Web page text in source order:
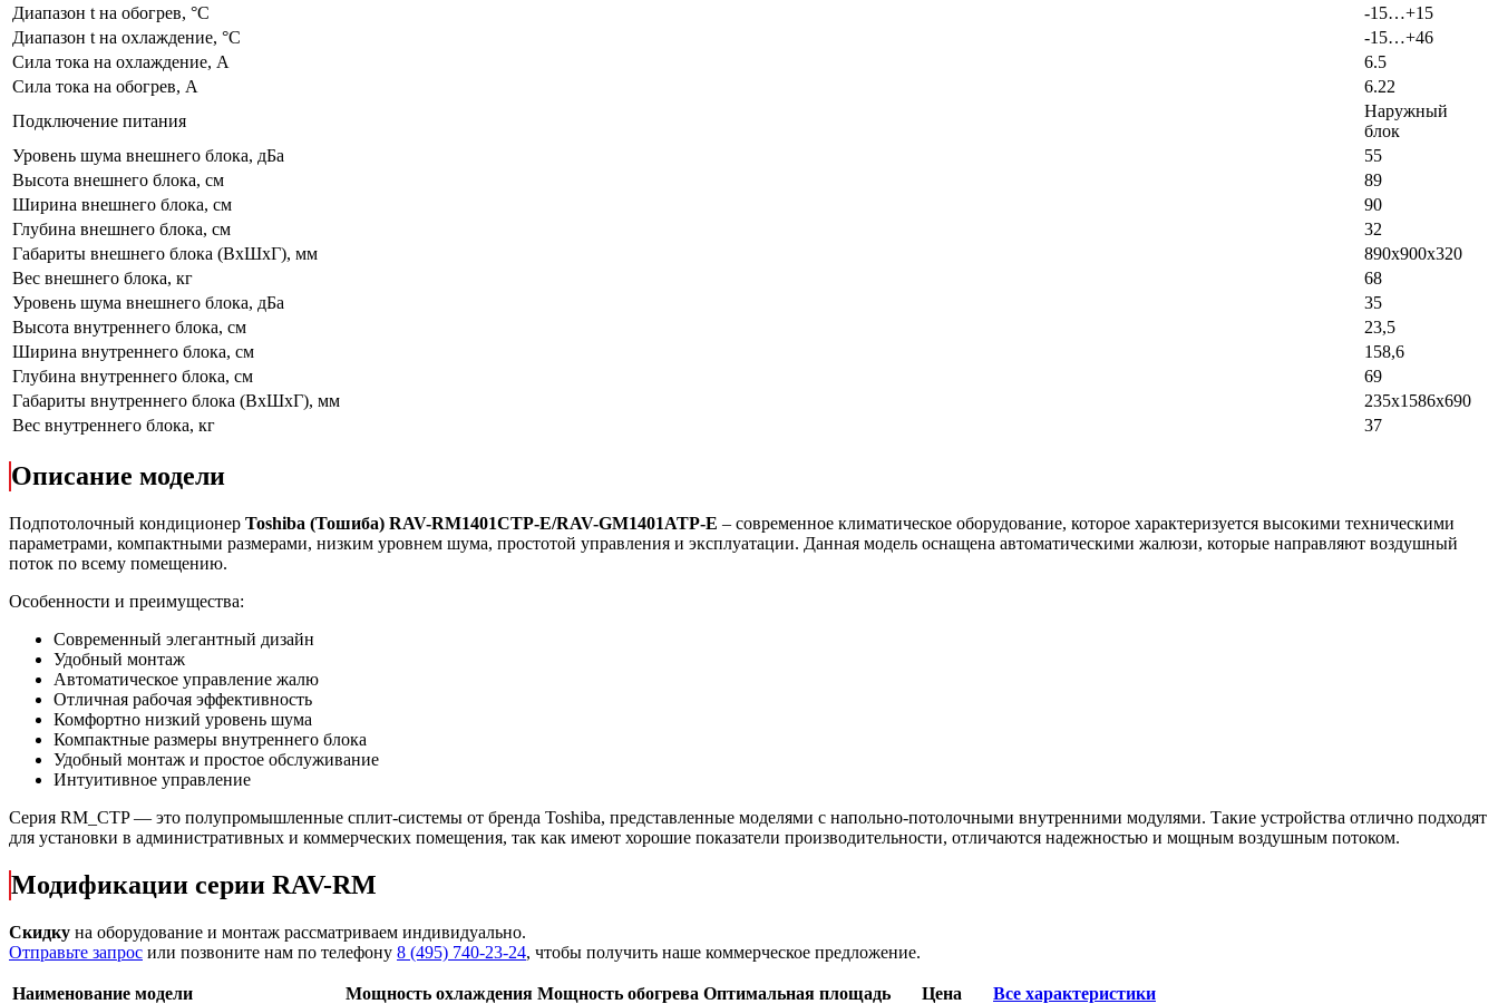
Диапазон t на обогрев, °С
-15…+15
Диапазон t на охлаждение, °С
-15…+46
Сила тока на охлаждение, А
6.5
Сила тока на обогрев, А
6.22
Подключение питания
Наружный
блок
Уровень шума внешнего блока, дБа
55
Высота внешнего блока, см
89
Ширина внешнего блока, см
90
Глубина внешнего блока, см
32
Габариты внешнего блока (ВхШхГ), мм
890x900x320
Вес внешнего блока, кг
68
Уровень шума внешнего блока, дБа
35
Высота внутреннего блока, см
23,5
Ширина внутреннего блока, см
158,6
Глубина внутреннего блока, см
69
Габариты внутреннего блока (ВхШхГ), мм
235х1586х690
Вес внутреннего блока, кг
37
Описание модели
Подпотолочный кондиционер Toshiba (Тошиба) RAV-RM1401CTP-E/RAV-GM1401ATP-E – современное климатическое оборудование, которое характеризуется высокими техническими
параметрами, компактными размерами, низким уровнем шума, простотой управления и эксплуатации. Данная модель оснащена автоматическими жалюзи, которые направляют воздушный
поток по всему помещению.
Особенности и преимущества:
Современный элегантный дизайн
Удобный монтаж
Автоматическое управление жалю
Отличная рабочая эффективность
Комфортно низкий уровень шума
Компактные размеры внутреннего блока
Удобный монтаж и простое обслуживание
Интуитивное управление
Серия RM_CTP — это полупромышленные сплит-системы от бренда Toshiba, представленные моделями с напольно-потолочными внутренними модулями. Такие устройства отлично подходят
для установки в административных и коммерческих помещения, так как имеют хорошие показатели производительности, отличаются надежностью и мощным воздушным потоком.
Модификации серии RAV-RM
Скидку на оборудование и монтаж рассматриваем индивидуально.
Отправьте запрос или позвоните нам по телефону 8 (495) 740-23-24, чтобы получить наше коммерческое предложение.
Наименование модели Мощность охлаждения Мощность обогрева Оптимальная площадь Цена Все характеристики